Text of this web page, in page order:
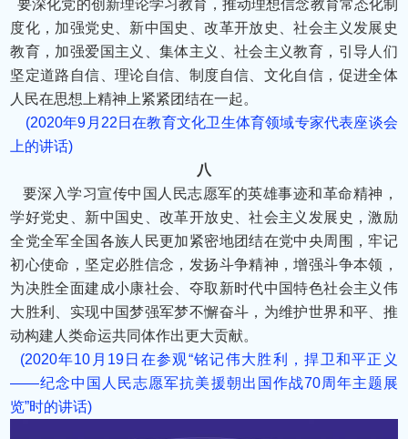
要深化党的创新理论学习教育，推动理想信念教育常态化制
度化，加强党史、新中国史、改革开放史、社会主义发展史
教育，加强爱国主义、集体主义、社会主义教育，引导人们
坚定道路自信、理论自信、制度自信、文化自信，促进全体
人民在思想上精神上紧紧团结在一起。
(2020年9月22日在教育文化卫生体育领域专家代表座谈会
上的讲话)
八
要深入学习宣传中国人民志愿军的英雄事迹和革命精神，
学好党史、新中国史、改革开放史、社会主义发展史，激励
全党全军全国各族人民更加紧密地团结在党中央周围，牢记
初心使命，坚定必胜信念，发扬斗争精神，增强斗争本领，
为决胜全面建成小康社会、夺取新时代中国特色社会主义伟
大胜利、实现中国梦强军梦不懈奋斗，为维护世界和平、推
动构建人类命运共同体作出更大贡献。
(2020年10月19日在参观“铭记伟大胜利，捍卫和平正义
——纪念中国人民志愿军抗美援朝出国作战70周年主题展
览”时的讲话)